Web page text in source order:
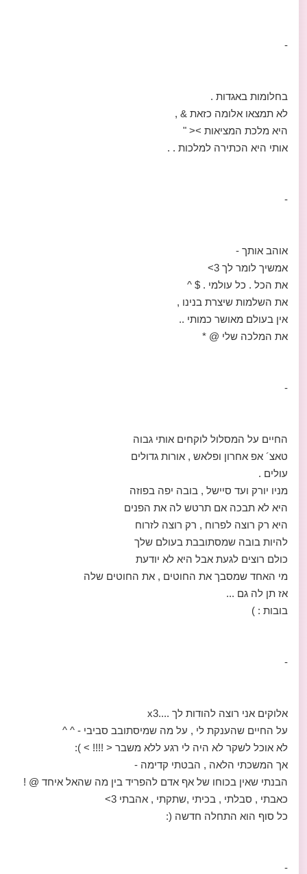
-
בחלומות באגדות .
לא תמצאו אלומה כזאת & ,
היא מלכת המציאות >< "
אותי היא הכתירה למלכות . .
-
אוהב אותך -
אמשיך לומר לך 3>
את הכל . כל עולמי . $ ^
את השלמות שיצרת בנינו ,
אין בעולם מאושר כמותי ..
את המלכה שלי @ *
-
החיים על המסלול לוקחים אותי גבוה
טאצ´ אפ אחרון ופלאש , אורות גדולים
עולים .
מניו יורק ועד סיישל , בובה יפה בפוזה
היא לא תבכה אם תרטש לה את הפנים
היא רק רוצה לפרוח , רק רוצה לזרוח
להיות בובה שמסתובבת בעולם שלך
כולם רוצים לגעת אבל היא לא יודעת
מי האחד שמסבך את החוטים , את החוטים שלה
אז תן לה גם ...
בובות : )
-
אלוקים אני רוצה להודות לך ....x3
על החיים שהענקת לי , על מה שמיסתובב סביבי - ^ ^
לא אוכל לשקר לא היה לי רגע ללא משבר < !!!! > ):
אך המשכתי הלאה , הבטתי קדימה -
הבנתי שאין בכוחו של אף אדם להפריד בין מה שהאל איחד @ !
כאבתי , סבלתי , בכיתי ,שתקתי , אהבתי 3>
כל סוף הוא התחלה חדשה (:
-